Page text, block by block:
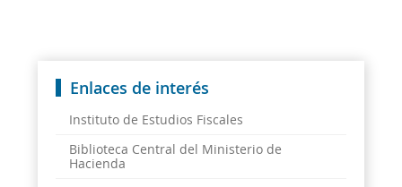
Enlaces de interés
Instituto de Estudios Fiscales
Biblioteca Central del Ministerio de
Hacienda